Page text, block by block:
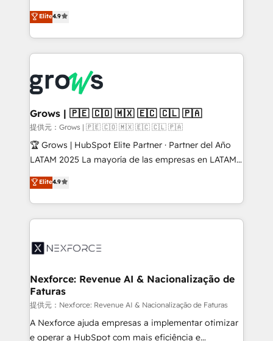
constraints. By the Numbers 🏆 Top 1% of all
HubSpot partners 🔄 Top 5% globally in client
and sales ops at mid-market companies ready to
move beyond spreadsheets into unified systems
that drive real business results.
organization's needs and goals first and think along
with your organization. We are only satisfied once
you are too. Why Systony? - 20+ years of
experience with CRM, Marketing, Sales & Service
Own back-end developers - Complex data
migrations (e.g. Salesforce, MS Dynamics, Perfect
View, SuperOffice) - Custom integrations (e.g. MS
Business Central, Navision, AX, SAP, Exact, AFAS) We
focus on growing B2B companies in the SME sector
such as manufacturing, SaaS, business services and
partner, we know how important user adoption is.
That's why we have developed a step-by-step
technology and people with each other. Together we
strive for optimal customer processes and
Elite4.9
Grows | 🇵🇪 🇨🇴 🇲🇽 🇪🇨 🇨🇱 🇵🇦
提供元：Grows | 🇵🇪 🇨🇴 🇲🇽 🇪🇨 🇨🇱 🇵🇦
🏆 Grows | HubSpot Elite Partner · Partner del Año
LATAM 2025 La mayoría de las empresas en LATAM
no tienen un problema de herramientas. Tienen un
problema de orden. Equipos desalineados, datos
dispersos y procesos que dependen de personas
clave — no de sistemas. Eso frena el crecimiento,
⚙️ Grows ordena los procesos comerciales, alinea
de forma que genera resultados reales desde las
primeras semanas — no meses. 🤝 No entregamos
proyectos y nos vamos. Nos quedamos como
socios estratégicos, ayudando a sostener y escalar
lo que construimos juntos. Porque crecer sin orden
Elite4.9
Nexforce: Revenue AI & Nacionalização de
Faturas
提供元：Nexforce: Revenue AI & Nacionalização de Faturas
A Nexforce ajuda empresas a implementar otimizar
e operar a HubSpot com mais eficiência e